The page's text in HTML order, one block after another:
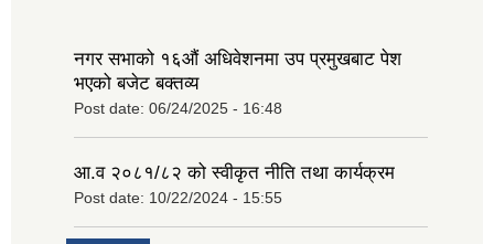
नगर सभाको १६‍औं अधिवेशनमा उप प्रमुखबाट पेश
भएको बजेट बक्तव्य
Post date: 06/24/2025 - 16:48
आ.व २०८१/८२ को स्वीकृत नीति तथा कार्यक्रम
Post date: 10/22/2024 - 15:55